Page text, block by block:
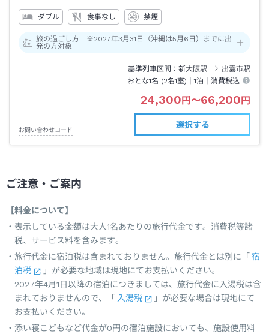
ダブル 食事なし 禁煙
旅の過ごし方 ※2027年3月31日（沖縄は5月6日）までに出
発の方対象
基準列車区間 新大阪駅 出雲市駅
おとな1名 (2名1室)｜1泊 ｜消費税込
24,300 円 〜66,200 円
お問い合わせコード
選択する
ご注意・ご案内
【料金について】
表示している金額は大人1名あたりの旅行代金です。消費税等諸
税、サービス料を含みます。
旅行代金に宿泊税は含まれておりません。旅行代金とは別に「 宿
泊税
」が必要な地域は現地にてお支払いください。
2027年4月1日以降の宿泊につきましては、旅行代金に入湯税は含
まれておりませんので、「 入湯税
」が必要な場合は現地にて
お支払いください。
添い寝こどもなど代金が0円の宿泊施設においても、施設使用料